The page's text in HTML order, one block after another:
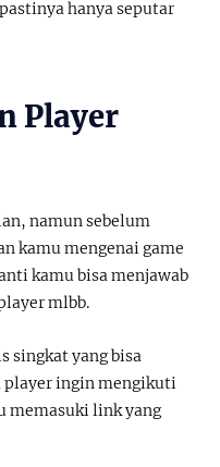
hanya seputar
Player
namun sebelum
kamu mengenai game
kamu bisa menjawab
mlbb.
singkat yang bisa
player ingin mengikuti
memasuki link yang